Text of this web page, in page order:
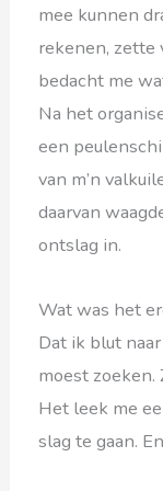
mee kunnen
rekenen, zette
bedacht me
Na het
een
van m’n
daarvan
ontslag in.
Wat was het
Dat ik blut
moest
Het leek me
slag te gaan.